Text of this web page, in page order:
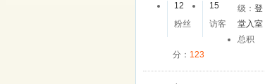
12
粉丝
15
访客
级：登
堂入室
总积
分： 123